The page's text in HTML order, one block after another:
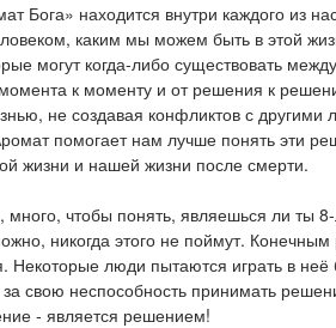
Бога» находится внутри каждого из
каким мы можем быть в этой
могут когда-либо существовать
к моменту и от решения к
не создавая конфликтов с
помогает нам лучше понять эти
жизни и нашей жизни после смерти.
много, чтобы понять, являешься ли ты
никогда этого не поймут.
Некоторые люди пытаются играть в
за свою неспособность принимать
- является решением!